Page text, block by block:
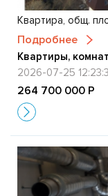
Квартира, общ.
Подробнее
Квартиры,
2026-07-25
264 700 000 Р